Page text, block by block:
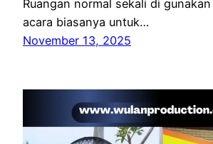
Ruangan normal sekali di
acara biasanya untuk…
November 13, 2025